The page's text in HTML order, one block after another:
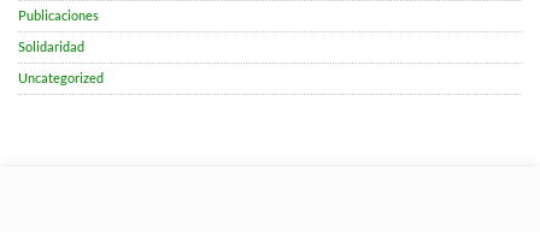
Publicaciones
Solidaridad
Uncategorized